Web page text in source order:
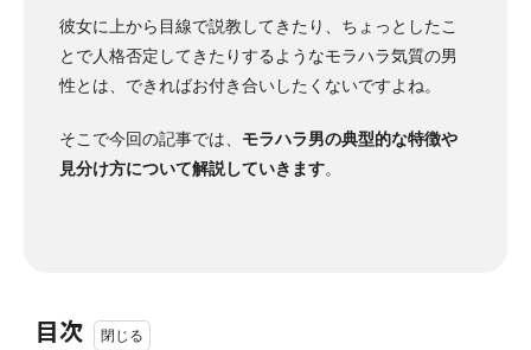
彼女に上から目線で説教してきたり、ちょっとしたこ
とで人格否定してきたりするようなモラハラ気質の男
性とは、できればお付き合いしたくないですよね。
そこで今回の記事では、 モラハラ男の典型的な特徴や
見分け方について解説していきます。
目次